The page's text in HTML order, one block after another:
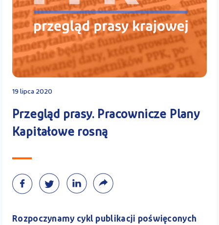
Kontakt
Kalkulator PPK
A
19 lipca 2020
Przegląd prasy. Pracownicze Plany
Kapitałowe rosną
Rozpoczynamy cykl publikacji poświęconych